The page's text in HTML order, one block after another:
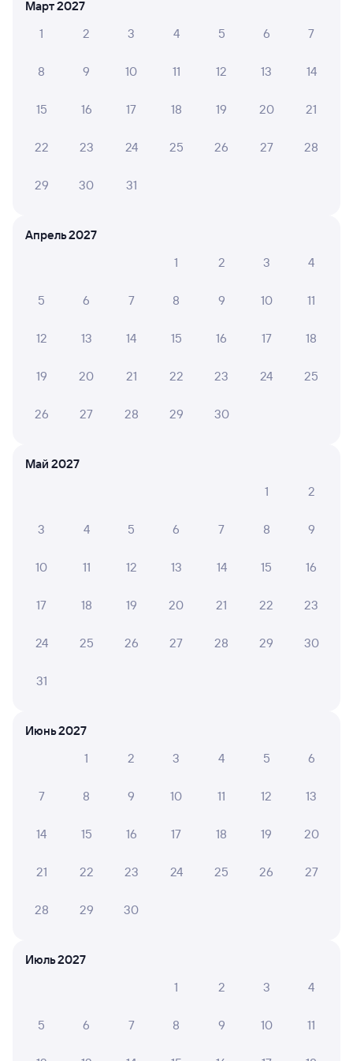
Выберите дату
Москва Курская
Иваново (ж/д вокзал)
20:07 23:48
3 ч 41 м в пути
Сидячий
374Э Проходящий 7,3
Москва
22:05 05:03
Дни следования
Даже если сейчас нет мест
Путешественникам нравятся эти варианты
Отель Отель
Отзывы пассажиров Туту о поездах
отрицательные мнения
Март 2027
1
2 3 4 5 6 7
8 9 10 11 12 13 14
15 16 17 18 19 20 21
22 23 24 25 26 27 28
29 30 31
Апрель 2027
1
2 3 4
5 6 7 8 9 10 11
12 13 14 15 16 17 18
19 20 21 22 23 24 25
26 27 28 29 30
Май 2027
1
2
3 4 5 6 7 8 9
10 11 12 13 14 15 16
17 18 19 20 21 22 23
24 25 26 27 28 29 30
31
Июнь 2027
1
2 3 4 5 6
7 8 9 10 11 12 13
14 15 16 17 18 19 20
21 22 23 24 25 26 27
28 29 30
Июль 2027
1
2 3 4
5 6 7 8 9 10 11